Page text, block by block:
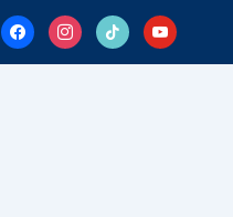
facebookinstagram
tiktok youtube